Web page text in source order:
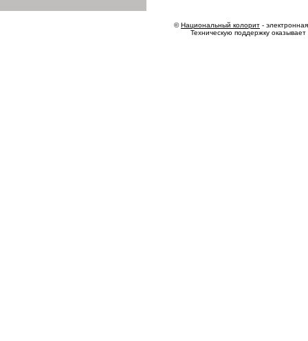
©Национальный колорит -
Техническую поддержку